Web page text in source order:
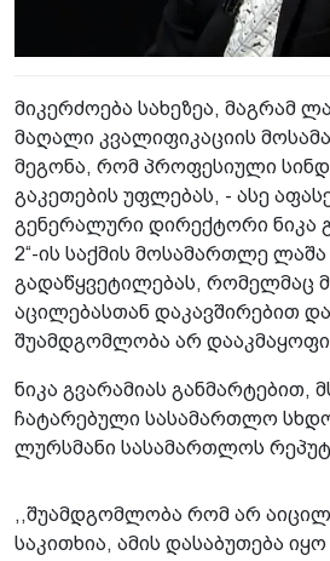
მიკერძოება სახეზეა, მაგრამ
მაღალი კვალიფიკაციის
მეგონა, რომ პროფესიული
გაკეთების უფლებას, - ასე
გენერალური დირექტორი ნიკა
2“-ის საქმის მოსამართლე ლაშა
გადაწყვეტილებას, რომელმაც
აცილებასთან დაკავშირებით
შუამდგომლობა არ
ნიკა გვარამიას განმარტებით,
ჩატარებული სასამართლო
ლურსმანი სასამართლოს
,,შუამდგომლობა რომ არ
საკითხია, ამის დასაბუთება